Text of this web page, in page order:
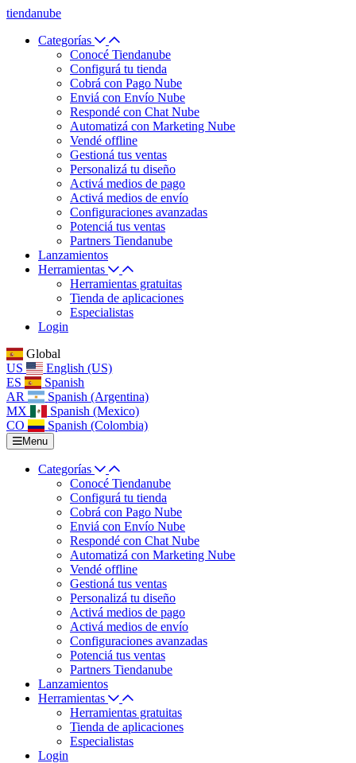
tiendanube
Categorías
Conocé Tiendanube
Configurá tu tienda
Cobrá con Pago Nube
Enviá con Envío Nube
Respondé con Chat Nube
Automatizá con Marketing Nube
Vendé offline
Gestioná tus ventas
Personalizá tu diseño
Activá medios de pago
Activá medios de envío
Configuraciones avanzadas
Potenciá tus ventas
Partners Tiendanube
Lanzamientos
Herramientas
Herramientas gratuitas
Tienda de aplicaciones
Especialistas
Login
Global
US
English (US)
ES
Spanish
AR
Spanish (Argentina)
MX
Spanish (Mexico)
CO
Spanish (Colombia)
Menu
Categorías
Conocé Tiendanube
Configurá tu tienda
Cobrá con Pago Nube
Enviá con Envío Nube
Respondé con Chat Nube
Automatizá con Marketing Nube
Vendé offline
Gestioná tus ventas
Personalizá tu diseño
Activá medios de pago
Activá medios de envío
Configuraciones avanzadas
Potenciá tus ventas
Partners Tiendanube
Lanzamientos
Herramientas
Herramientas gratuitas
Tienda de aplicaciones
Especialistas
Login